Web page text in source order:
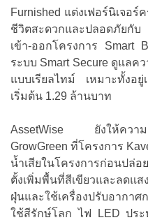
Furnished แต่งเฟอร์นิเจอ
ชีวิตสะดวกและปลอดภัยกับ
เข้า-ออกโครงการ Smart
ระบบ Smart Secure ดูแลค
แบบเรียลไทม์ เหมาะทั้งอยู่
เริ่มต้น 1.29 ล้านบาท
AssetWise ยังให้ความ
GrowGreen ที่โครงการ
น้ำเสียในโครงการก่อนปล่
ตั้งเพิ่มพื้นที่สีเขียวและลดแ
ฝุ่นและใช้เครื่องปรับอากาศ
ใช้สีรักษ์โลก ไฟ LED ปร